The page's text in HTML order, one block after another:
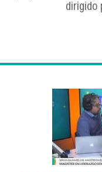
dirigido